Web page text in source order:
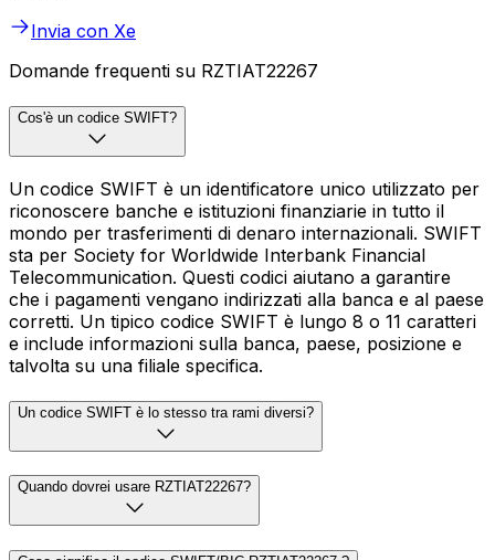
Invia con Xe
Domande frequenti su RZTIAT22267
Cos'è un codice SWIFT?
Un codice SWIFT è un identificatore unico utilizzato per
riconoscere banche e istituzioni finanziarie in tutto il
mondo per trasferimenti di denaro internazionali. SWIFT
sta per Society for Worldwide Interbank Financial
Telecommunication. Questi codici aiutano a garantire
che i pagamenti vengano indirizzati alla banca e al paese
corretti. Un tipico codice SWIFT è lungo 8 o 11 caratteri
e include informazioni sulla banca, paese, posizione e
talvolta su una filiale specifica.
Un codice SWIFT è lo stesso tra rami diversi?
Quando dovrei usare RZTIAT22267?